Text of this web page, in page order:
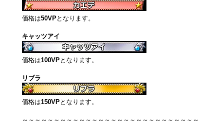
価格は50VPとなります。
キャッツアイ
価格は100VPとなります。
リブラ
価格は150VPとなります。
～～～～～～～～～～～～～～～～～～～～～～～～～～～～